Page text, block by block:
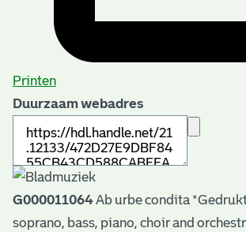
Printen
Duurzaam webadres
G000011064Ab urbe condita
soprano, bass, piano, choir and